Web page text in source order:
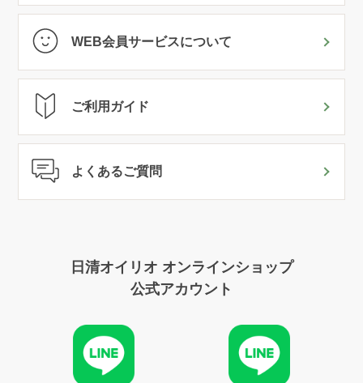
WEB会員サービスについて
ご利用ガイド
よくあるご質問
日清オイリオ オンラインショップ
公式アカウント